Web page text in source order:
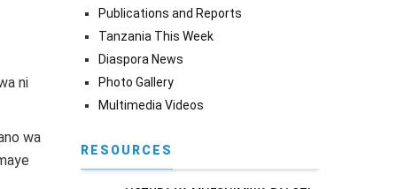
ni
wa
Publications and Reports
Tanzania This Week
Diaspora News
Photo Gallery
Multimedia Videos
RESOURCES